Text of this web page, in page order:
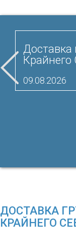
Доставка
Крайнего
09.08.2026
ДОСТАВКА
КРАЙНЕГО